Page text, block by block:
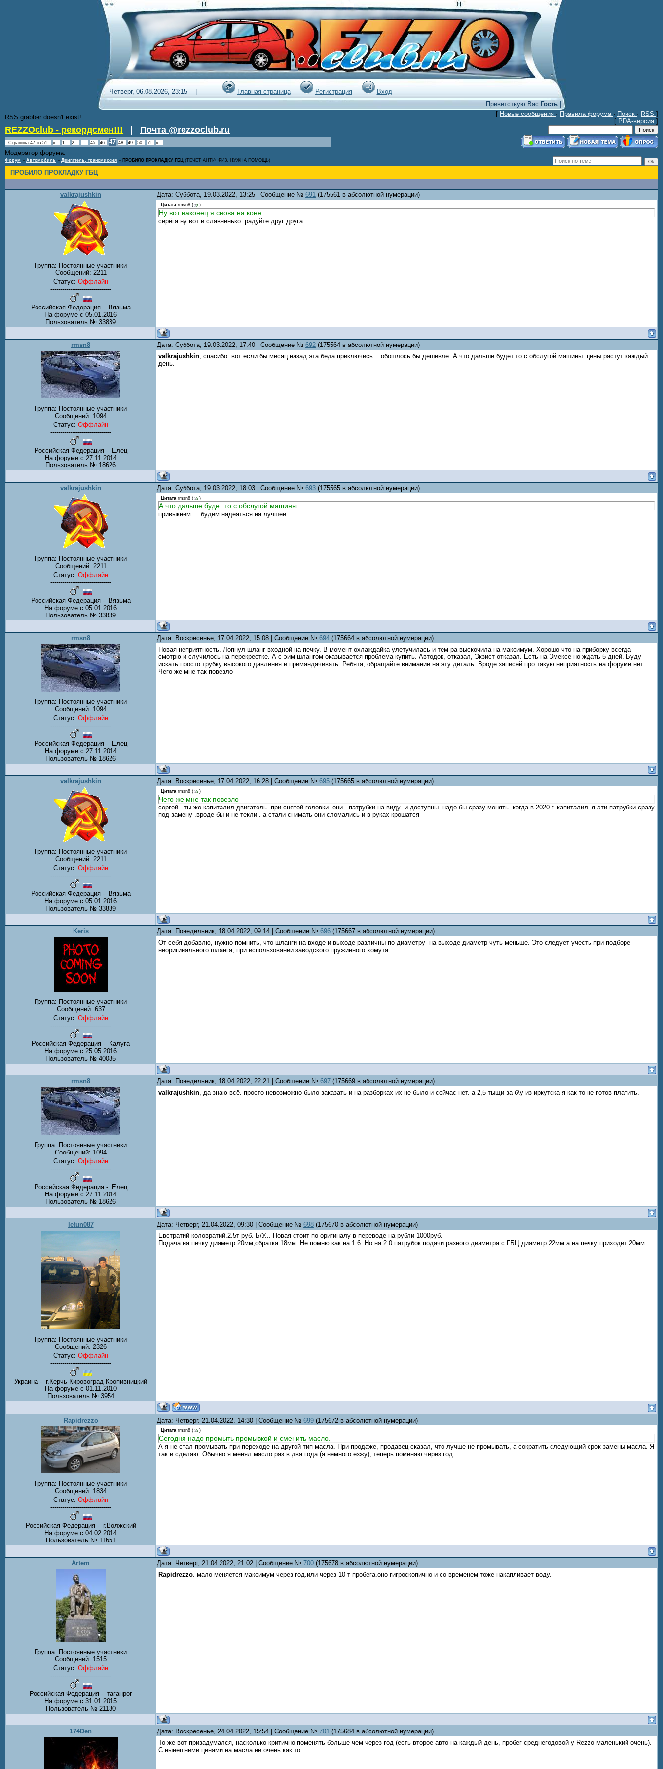
Четверг, 06.08.2026, 23:15 | Главная страница Регистрация
Вход
Приветствую Вас Гость|
RSS grabber doesn't exist!
[ Новые сообщения · Правила форума · Поиск · RSS ]
[ PDA-версия ]
REZZOclub - рекордсмен!!! Почта @rezzoclub.ru
Страница 47 из 51 « 1 2 … 45 46 47 48 49 50 51 »
Модератор форума:
Форум » Автомобиль » Двигатель, трансмиссия » ПРОБИЛО ПРОКЛАДКУ ГБЦ (ТЕЧЕТ АНТИФРИЗ, НУЖНА ПОМОЩЬ)
ПРОБИЛО ПРОКЛАДКУ ГБЦ
valkrajushkin Дата: Суббота, 19.03.2022, 13:25 | Сообщение № 691 (175561 в абсолютной нумерации)
Группа: Постоянные участники
Сообщений: 2211
Статус: Оффлайн
-------------------------------
Российская Федерация - Вязьма
На форуме с 05.01.2016
Пользователь № 33839
Цитата rmsn8 ( )
Ну вот наконец я снова на коне
серёга ну вот и славненько .радуйте друг друга
rmsn8 Дата: Суббота, 19.03.2022, 17:40 | Сообщение № 692 (175564 в абсолютной нумерации)
Группа: Постоянные участники
Сообщений: 1094
Статус: Оффлайн
-------------------------------
Российская Федерация - Елец
На форуме с 27.11.2014
Пользователь № 18626
valkrajushkin, спасибо. вот если бы месяц назад эта беда приключись... обошлось бы дешевле. А что дальше будет то с обслугой машины. цены растут каждый
день.
valkrajushkin Дата: Суббота, 19.03.2022, 18:03 | Сообщение № 693 (175565 в абсолютной нумерации)
Группа: Постоянные участники
Сообщений: 2211
Статус: Оффлайн
-------------------------------
Российская Федерация - Вязьма
На форуме с 05.01.2016
Пользователь № 33839
Цитата rmsn8 ( )
А что дальше будет то с обслугой машины.
привыкнем ... будем надеяться на лучшее
rmsn8 Дата: Воскресенье, 17.04.2022, 15:08 | Сообщение № 694 (175664 в абсолютной нумерации)
Группа: Постоянные участники
Сообщений: 1094
Статус: Оффлайн
-------------------------------
Российская Федерация - Елец
На форуме с 27.11.2014
Пользователь № 18626
Новая неприятность. Лопнул шланг входной на печку. В момент охлаждайка улетучилась и тем-ра выскочила на максимум. Хорошо что на приборку всегда
смотрю и случилось на перекрестке. А с эим шлангом оказывается проблема купить. Автодок, отказал, Экзист отказал. Есть на Эмексе но ждать 5 дней. Буду
искать просто трубку высокого давления и примандячивать. Ребята, обращайте внимание на эту деталь. Вроде записей про такую неприятность на форуме нет.
Чего же мне так повезло
valkrajushkin Дата: Воскресенье, 17.04.2022, 16:28 | Сообщение № 695 (175665 в абсолютной нумерации)
Группа: Постоянные участники
Сообщений: 2211
Статус: Оффлайн
-------------------------------
Российская Федерация - Вязьма
На форуме с 05.01.2016
Пользователь № 33839
Цитата rmsn8 ( )
Чего же мне так повезло
сергей . ты же капиталил двигатель .при снятой головки .они . патрубки на виду .и доступны .надо бы сразу менять .когда в 2020 г. капиталил .я эти патрубки сразу
под замену .вроде бы и не текли . а стали снимать они сломались и в руках крошатся
Keris Дата: Понедельник, 18.04.2022, 09:14 | Сообщение № 696 (175667 в абсолютной нумерации)
Группа: Постоянные участники
Сообщений: 637
Статус: Оффлайн
-------------------------------
Российская Федерация - Калуга
На форуме с 25.05.2016
Пользователь № 40085
От себя добавлю, нужно помнить, что шланги на входе и выходе различны по диаметру- на выходе диаметр чуть меньше. Это следует учесть при подборе
неоригинального шланга, при использовании заводского пружинного хомута.
rmsn8 Дата: Понедельник, 18.04.2022, 22:21 | Сообщение № 697 (175669 в абсолютной нумерации)
Группа: Постоянные участники
Сообщений: 1094
Статус: Оффлайн
-------------------------------
Российская Федерация - Елец
На форуме с 27.11.2014
Пользователь № 18626
valkrajushkin, да знаю всё. просто невозможно было заказать и на разборках их не было и сейчас нет. а 2,5 тыщи за б\у из иркутска я как то не готов платить.
letun087 Дата: Четверг, 21.04.2022, 09:30 | Сообщение № 698 (175670 в абсолютной нумерации)
Группа: Постоянные участники
Сообщений: 2326
Статус: Оффлайн
-------------------------------
Украина - г.Керчь-Кировоград-Кропивницкий
На форуме с 01.11.2010
Пользователь № 3954
Евстратий коловратий.2.5т руб. Б/У... Новая стоит по оригиналу в переводе на рубли 1000руб.
Подача на печку диаметр 20мм,обратка 18мм. Не помню как на 1.6. Но на 2.0 патрубок подачи разного диаметра с ГБЦ диаметр 22мм а на печку приходит 20мм
Rapidrezzo Дата: Четверг, 21.04.2022, 14:30 | Сообщение № 699 (175672 в абсолютной нумерации)
Группа: Постоянные участники
Сообщений: 1834
Статус: Оффлайн
-------------------------------
Российская Федерация - г.Волжский
На форуме с 04.02.2014
Пользователь № 11651
Цитата rmsn8 ( )
Сегодня надо промыть промывкой и сменить масло.
А я не стал промывать при переходе на другой тип масла. При продаже, продавец сказал, что лучше не промывать, а сократить следующий срок замены масла. Я
так и сделаю. Обычно я менял масло раз в два года (я немного езжу), теперь поменяю через год.
Artem Дата: Четверг, 21.04.2022, 21:02 | Сообщение № 700 (175678 в абсолютной нумерации)
Группа: Постоянные участники
Сообщений: 1515
Статус: Оффлайн
-------------------------------
Российская Федерация - таганрог
На форуме с 31.01.2015
Пользователь № 21130
Rapidrezzo, мало меняется максимум через год,или через 10 т пробега,оно гигроскопично и со временем тоже накапливает воду.
174Den Дата: Воскресенье, 24.04.2022, 15:54 | Сообщение № 701 (175684 в абсолютной нумерации)
То же вот призадумался, насколько критично поменять больше чем через год (есть второе авто на каждый день, пробег среднегодовой у Rezzo маленький очень).
С нынешними ценами на масла не очень как то.